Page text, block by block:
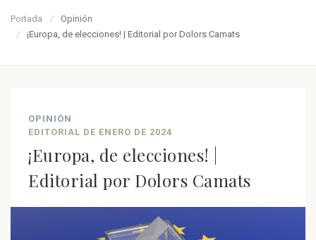
Portada
Opinión
¡Europa, de elecciones! | Editorial por Dolors Camats
OPINIÓN
EDITORIAL DE ENERO DE 2024
¡Europa, de elecciones! |
Editorial por Dolors Camats